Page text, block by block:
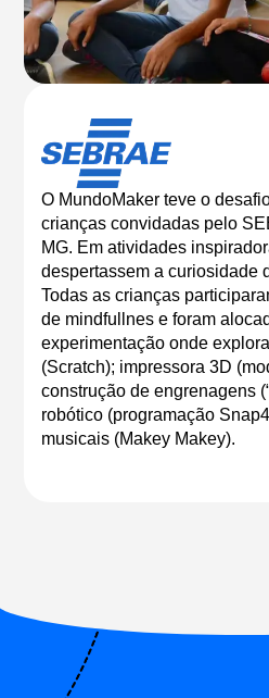
O MundoMaker teve o
crianças convidadas pelo
MG. Em atividades
despertassem a curiosidade
Todas as crianças
de mindfullnes e foram
experimentação onde
(Scratch); impressora 3D
construção de engrenagens
robótico (programação
musicais (Makey Makey).